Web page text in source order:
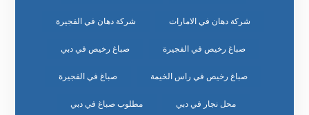
شركة دهان في الامارات شركة دهان في الفجيرة
صباغ رخيص في الفجيرة صباغ رخيص في دبي
صباغ رخيص في راس الخيمة صباغ في الفجيرة
محل نجار في دبي مطلوب صباغ في دبي